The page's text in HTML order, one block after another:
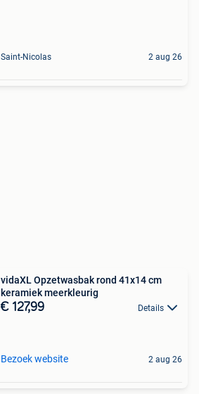
Saint-Nicolas 2 aug 26
vidaXL Opzetwasbak rond 41x14 cm
keramiek meerkleurig
€ 127,99 Details
Bezoek website 2 aug 26